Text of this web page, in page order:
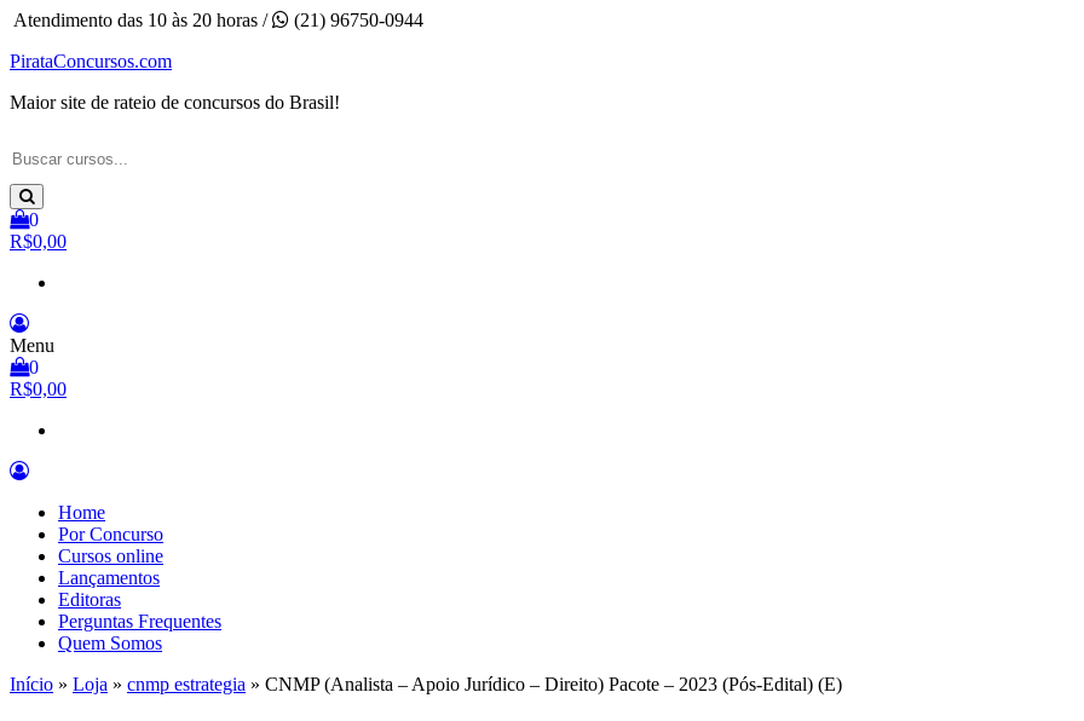
Pular
o
Atendimento das 10 às 20 horas /
(21) 96750-0944
PirataConcursos.com
Maior site de rateio de concursos do Brasil!
0
R$0,00
Menu
0
R$0,00
Home
Por Concurso
Cursos online
Lançamentos
Editoras
Perguntas Frequentes
Quem Somos
Início » Loja » cnmp estrategia » CNMP (Analista – Apoio Jurídico – Direito) Pacote – 2023 (Pós-Edital) (E)